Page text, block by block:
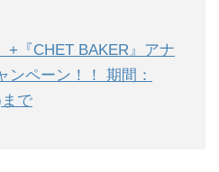
+『CHET BAKER』アナ
ンペーン！！ 期間：
で